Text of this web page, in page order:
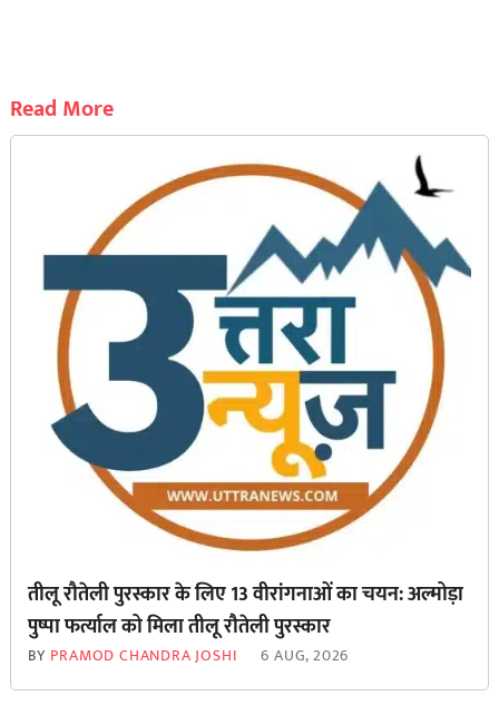
Read More
तीलू रौतेली पुरस्कार के लिए 13 वीरांगनाओं का चयन: अल्मोड़ा
पुष्पा फर्त्याल को मिला तीलू रौतेली पुरस्कार
BY PRAMOD CHANDRA JOSHI 6 AUG, 2026